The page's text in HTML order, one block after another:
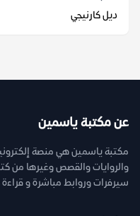
ديل كارنيجي
عن مكتبة ياسمين
مكتبة ياسمين هي منصة
سيرفرات وروابط مباشرة و قراءة